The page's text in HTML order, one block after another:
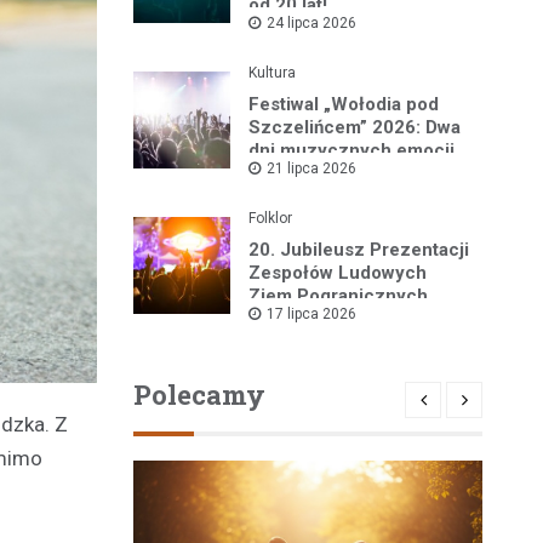
Z
od 20 lat!
24 lipca 2026
Kultura
Festiwal „Wołodia pod
Szczelińcem” 2026: Dwa
dni muzycznych emocji
w sercu Gór Stołowych!
21 lipca 2026
Folklor
20. Jubileusz Prezentacji
Zespołów Ludowych
Ziem Pogranicznych
„Róża Kłodzka” za nami!
17 lipca 2026
Polecamy